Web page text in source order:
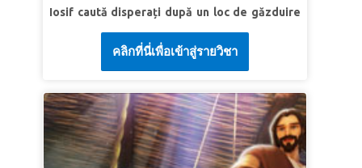
Verset | Sari ca mingea „Încredinţează-ţi
soarta în mâna Domnului. încrede-te în El, şi El
va lucra.” Psalmul 37:5 (VDC)
LECȚIA 3 DUMNEZEU MĂ SALVEAZĂ
Adevăr biblic: „Dumnezeu mă salvează din
necaz.”
Verset | Sari ca mingea „El izbăveşte şi
Iosif caută disperați după un loc de găzduire
înainte ca pruncul să se nască. Descoperă un
complot rău care pune familia lui Isus în
pericol. Experimentează minunea cum îngerii
și păstorii se închină Regelui nou-născut
culcat într-o iesle. Copiii învață că adevăratul
sens al Crăciunului este mult mai mare decât
petrecerile și cadourile!
คลิกที่นี่เพื่อเข้าสู่รายวิชา